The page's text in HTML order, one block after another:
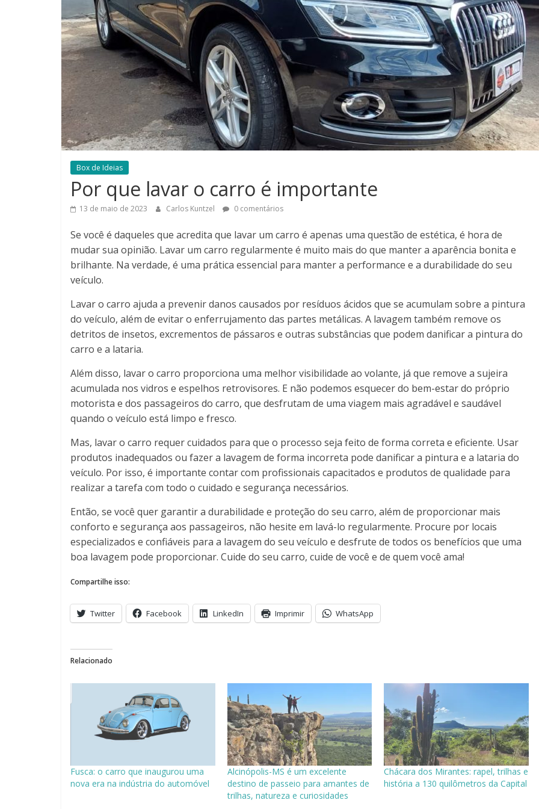
Box de Ideias
Por que lavar o carro é importante
13 de maio de 2023 Carlos Kuntzel 0 comentários
Se você é daqueles que acredita que lavar um carro é apenas uma questão de estética, é hora de
mudar sua opinião. Lavar um carro regularmente é muito mais do que manter a aparência bonita e
brilhante. Na verdade, é uma prática essencial para manter a performance e a durabilidade do seu
veículo.
Lavar o carro ajuda a prevenir danos causados por resíduos ácidos que se acumulam sobre a pintura
do veículo, além de evitar o enferrujamento das partes metálicas. A lavagem também remove os
detritos de insetos, excrementos de pássaros e outras substâncias que podem danificar a pintura do
carro e a lataria.
Além disso, lavar o carro proporciona uma melhor visibilidade ao volante, já que remove a sujeira
acumulada nos vidros e espelhos retrovisores. E não podemos esquecer do bem-estar do próprio
motorista e dos passageiros do carro, que desfrutam de uma viagem mais agradável e saudável
quando o veículo está limpo e fresco.
Mas, lavar o carro requer cuidados para que o processo seja feito de forma correta e eficiente. Usar
produtos inadequados ou fazer a lavagem de forma incorreta pode danificar a pintura e a lataria do
veículo. Por isso, é importante contar com profissionais capacitados e produtos de qualidade para
realizar a tarefa com todo o cuidado e segurança necessários.
Então, se você quer garantir a durabilidade e proteção do seu carro, além de proporcionar mais
conforto e segurança aos passageiros, não hesite em lavá-lo regularmente. Procure por locais
especializados e confiáveis para a lavagem do seu veículo e desfrute de todos os benefícios que uma
boa lavagem pode proporcionar. Cuide do seu carro, cuide de você e de quem você ama!
Compartilhe isso:
Twitter Facebook LinkedIn Imprimir WhatsApp
Relacionado
Fusca: o carro que inaugurou uma
nova era na indústria do automóvel
Alcinópolis-MS é um excelente
destino de passeio para amantes de
trilhas, natureza e curiosidades
Chácara dos Mirantes: rapel, trilhas e
história a 130 quilômetros da Capital